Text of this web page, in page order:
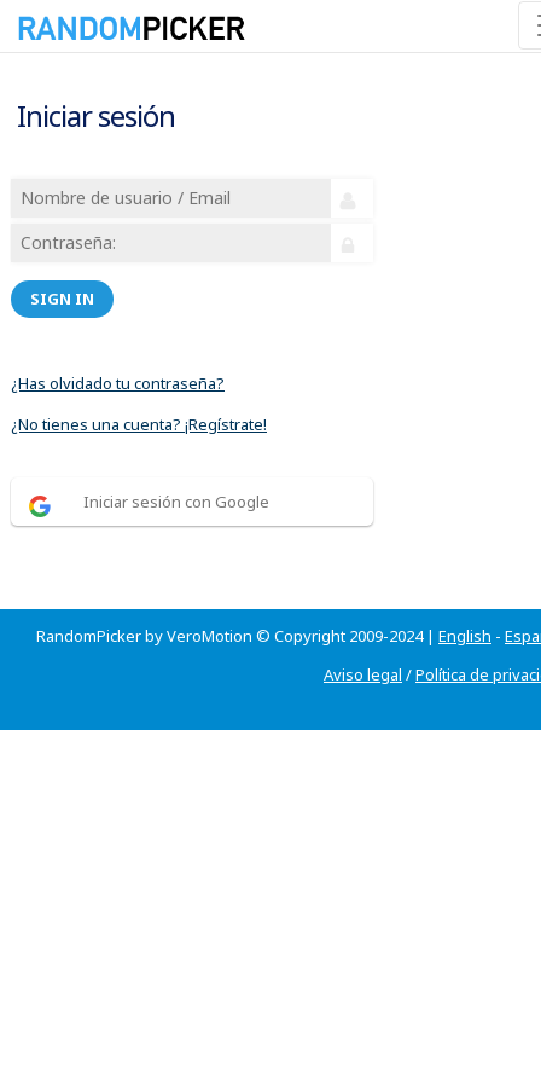
Iniciar sesión
SIGN IN
¿Has olvidado tu contraseña?
¿No tienes una cuenta? ¡Regístrate!
Iniciar sesión con Google
RandomPicker by VeroMotion © Copyright 2009-2024 | English -
Aviso legal /Política de